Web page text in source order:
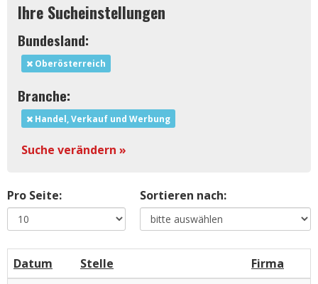
Ihre Sucheinstellungen
Bundesland:
Oberösterreich
Branche:
Handel, Verkauf und Werbung
Suche verändern »
Pro Seite: Sortieren nach:
Datum Stelle
Firma